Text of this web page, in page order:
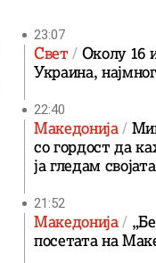
23:07
Свет Околу 16
Украина,
22:40
Македонија
со гордост да
ја гледам
21:52
Македонија
посетата на